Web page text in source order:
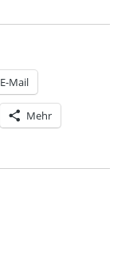
E-Mail
Mehr